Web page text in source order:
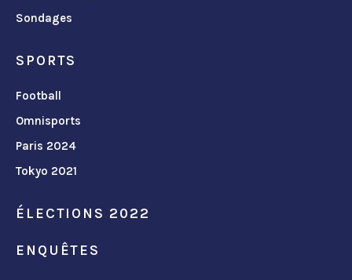
Sondages
SPORTS
Football
Omnisports
Paris 2024
Tokyo 2021
ÉLECTIONS 2022
ENQUÊTES